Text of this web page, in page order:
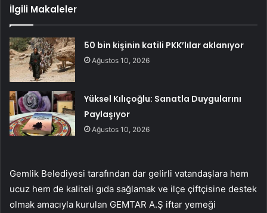
İlgili Makaleler
50 bin kişinin katili PKK’lılar aklanıyor
Ağustos 10, 2026
Yüksel Kılıçoğlu: Sanatla Duygularını
Paylaşıyor
Ağustos 10, 2026
Gemlik Belediyesi tarafından dar gelirli vatandaşlara hem
ucuz hem de kaliteli gıda sağlamak ve ilçe çiftçisine destek
olmak amacıyla kurulan GEMTAR A.Ş iftar yemeği